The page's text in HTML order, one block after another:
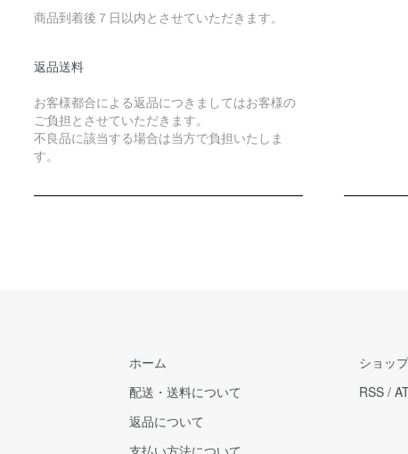
商品到着後７日以内とさせていただきます。
返品送料
お客様都合による返品につきましてはお客様の
ご負担とさせていただきます。
不良品に該当する場合は当方で負担いたしま
す。
ホーム
配送・送料について
返品について
支払い方法について
ショッ
RSS /